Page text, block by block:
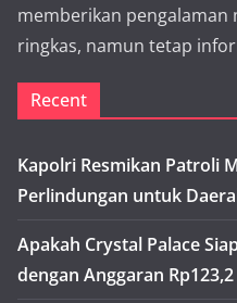
memberikan pengalaman
ringkas, namun tetap
Recent
Kapolri Resmikan Patroli
Perlindungan untuk
Apakah Crystal Palace
dengan Anggaran